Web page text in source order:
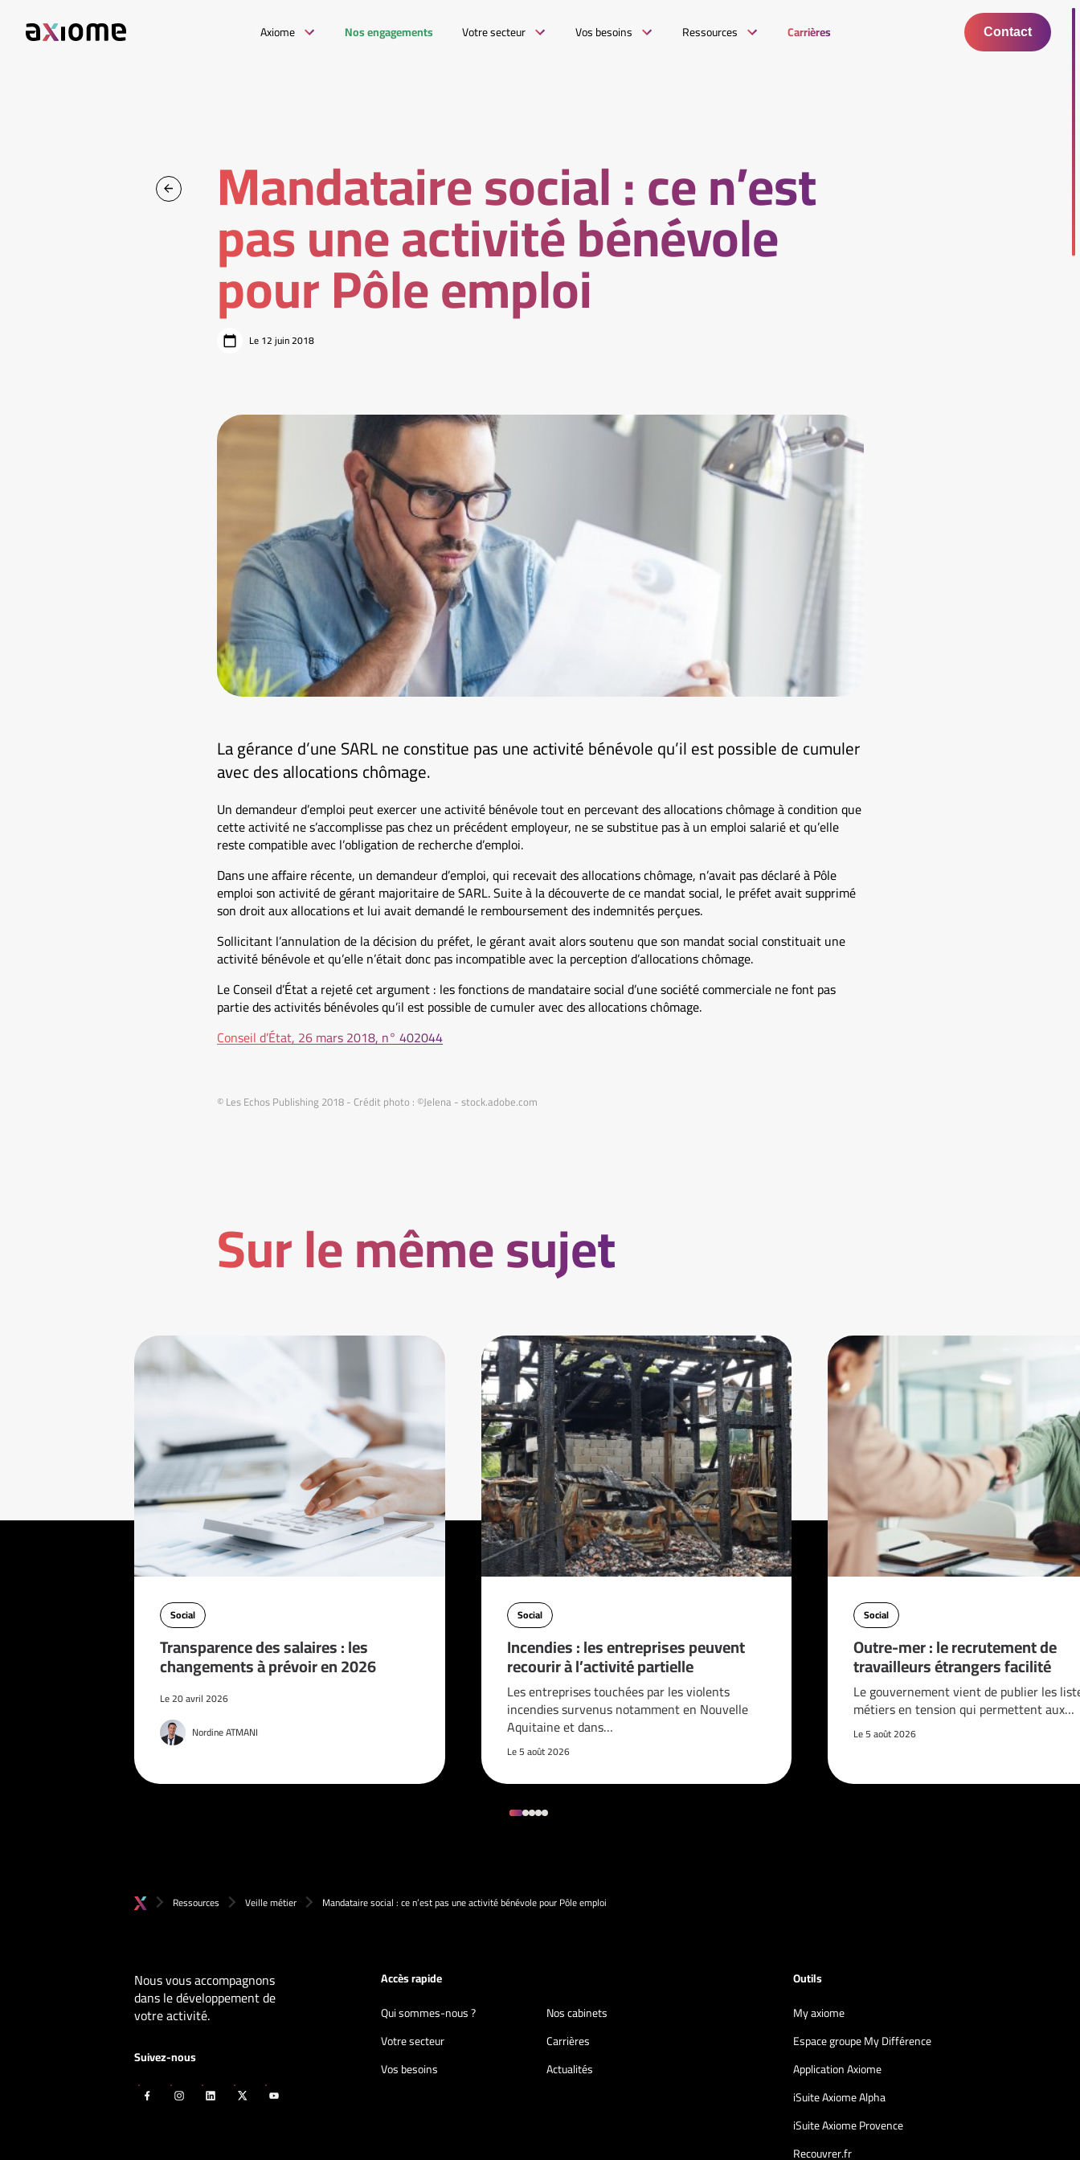
Axiome Nos engagements Votre secteur Vos besoins Ressources Carrières Contact
Mandataire social : ce n’est
pas une activité bénévole
pour Pôle emploi
Le 12 juin 2018
La gérance d’une SARL ne constitue pas une activité bénévole qu’il est possible de cumuler
avec des allocations chômage.
Un demandeur d’emploi peut exercer une activité bénévole tout en percevant des allocations chômage à condition que
cette activité ne s’accomplisse pas chez un précédent employeur, ne se substitue pas à un emploi salarié et qu’elle
reste compatible avec l’obligation de recherche d’emploi.
Dans une affaire récente, un demandeur d’emploi, qui recevait des allocations chômage, n’avait pas déclaré à Pôle
emploi son activité de gérant majoritaire de SARL. Suite à la découverte de ce mandat social, le préfet avait supprimé
son droit aux allocations et lui avait demandé le remboursement des indemnités perçues.
Sollicitant l’annulation de la décision du préfet, le gérant avait alors soutenu que son mandat social constituait une
activité bénévole et qu’elle n’était donc pas incompatible avec la perception d’allocations chômage.
Le Conseil d’État a rejeté cet argument : les fonctions de mandataire social d’une société commerciale ne font pas
partie des activités bénévoles qu’il est possible de cumuler avec des allocations chômage.
Conseil d’État, 26 mars 2018, n° 402044
© Les Echos Publishing 2018 - Crédit photo : ©Jelena - stock.adobe.com
Sur le même sujet
Social
Transparence des salaires : les
changements à prévoir en 2026
Le 20 avril 2026
Nordine ATMANI
Social
Incendies : les entreprises peuvent
recourir à l’activité partielle
Les entreprises touchées par les violents
incendies survenus notamment en Nouvelle
Aquitaine et dans…
Le 5 août 2026
Social
Outre-mer : le recrutement de
travailleurs étrangers facilité
Le gouvernement vient de publier les
métiers en tension qui permettent aux…
Le 5 août 2026
Ressources Veille métier Mandataire social : ce n’est pas une activité bénévole pour Pôle emploi
Nous vous accompagnons
dans le développement de
votre activité.
Suivez-nous
Accès rapide
Qui sommes-nous ?
Nos cabinets
Votre secteur
Carrières
Vos besoins
Actualités
Outils
My axiome
Espace groupe My Différence
Application Axiome
iSuite Axiome Alpha
iSuite Axiome Provence
Recouvrer.fr